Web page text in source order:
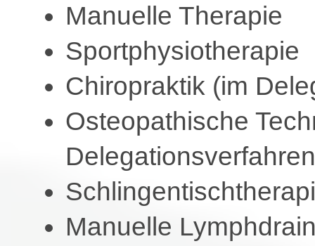
Manuelle Therapie
Sportphysiotherapie
Chiropraktik (im
Osteopathische
Manuelle